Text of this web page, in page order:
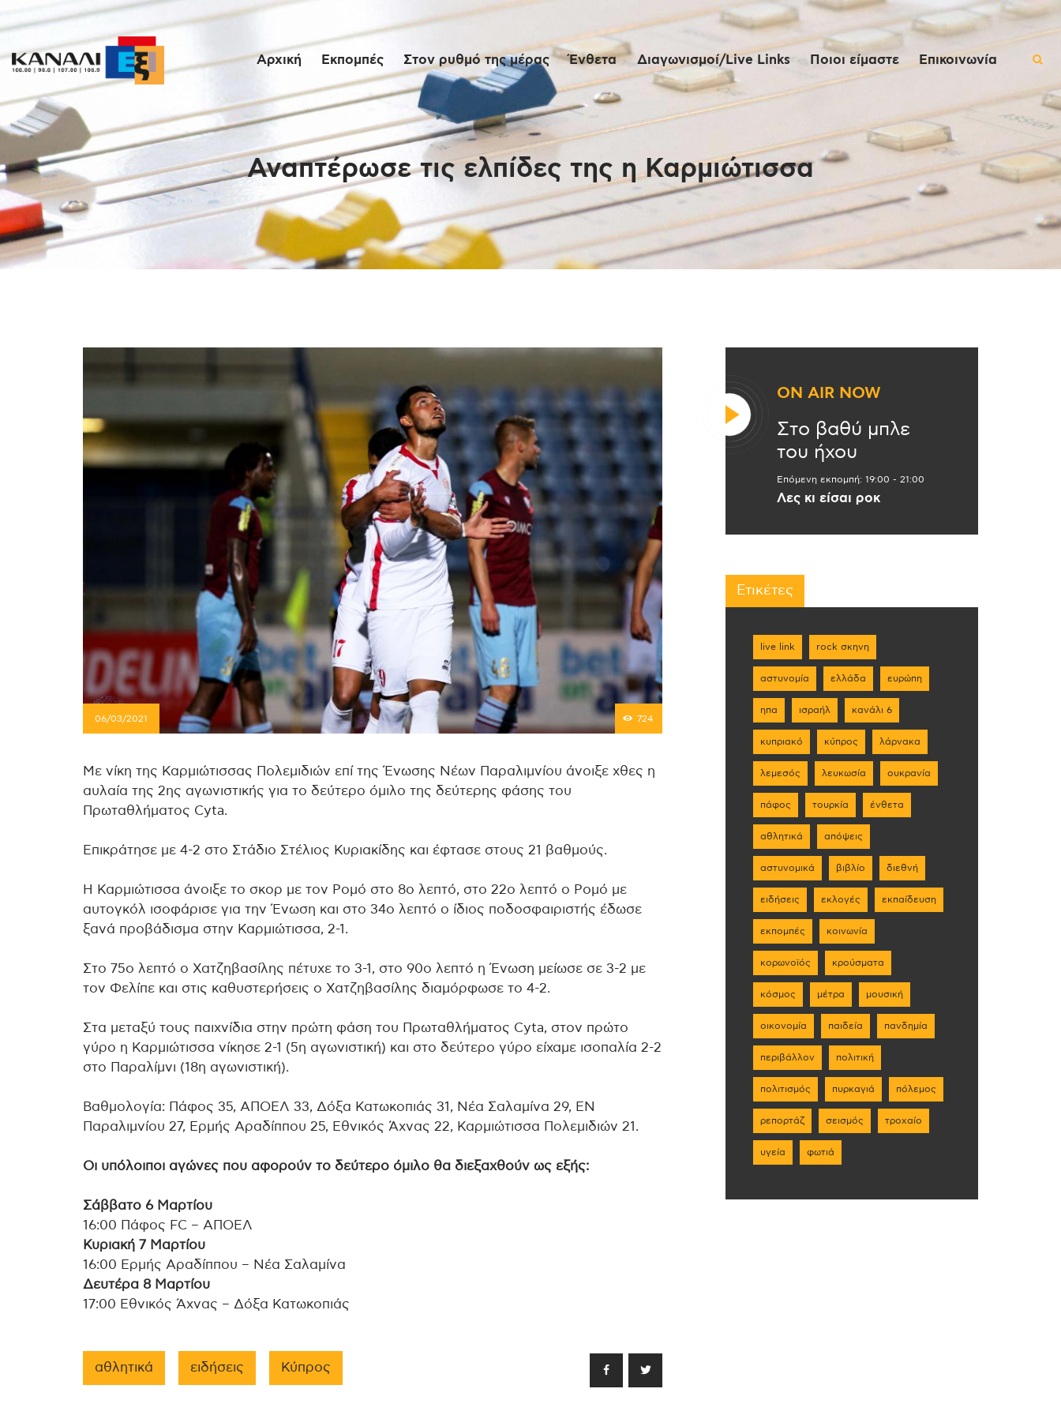
Αρχική Εκπομπές Στον ρυθμό της μέρας Ένθετα Διαγωνισμοί/Live Links Ποιοι είμαστε Επικοινωνία
Αναπτέρωσε τις ελπίδες της η Καρμιώτισσα
Αρχική
Εκπομπές
Στον ρυθμό της
μέρας
Ένθετα
Διαγωνισμοί/Live
06/03/2021 724
Με νίκη της Καρμιώτισσας Πολεμιδιών επί της Ένωσης Νέων Παραλιμνίου άνοιξε χθες η
αυλαία της 2ης αγωνιστικής για το δεύτερο όμιλο της δεύτερης φάσης του
Πρωταθλήματος Cyta.
Επικράτησε με 4-2 στο Στάδιο Στέλιος Κυριακίδης και έφτασε στους 21 βαθμούς.
Η Καρμιώτισσα άνοιξε το σκορ με τον Ρομό στο 8ο λεπτό, στο 22ο λεπτό ο Ρομό με
αυτογκόλ ισοφάρισε για την Ένωση και στο 34ο λεπτό ο ίδιος ποδοσφαιριστής έδωσε
ξανά προβάδισμα στην Καρμιώτισσα, 2-1.
Στο 75ο λεπτό ο Χατζηβασίλης πέτυχε το 3-1, στο 90ο λεπτό η Ένωση μείωσε σε 3-2 με
τον Φελίπε και στις καθυστερήσεις ο Χατζηβασίλης διαμόρφωσε το 4-2.
Στα μεταξύ τους παιχνίδια στην πρώτη φάση του Πρωταθλήματος Cyta, στον πρώτο
γύρο η Καρμιώτισσα νίκησε 2-1 (5η αγωνιστική) και στο δεύτερο γύρο είχαμε ισοπαλία 2-2
στο Παραλίμνι (18η αγωνιστική).
Βαθμολογία: Πάφος 35, ΑΠΟΕΛ 33, Δόξα Κατωκοπιάς 31, Νέα Σαλαμίνα 29, ΕΝ
Παραλιμνίου 27, Ερμής Αραδίππου 25, Εθνικός Άχνας 22, Καρμιώτισσα Πολεμιδιών 21.
Οι υπόλοιποι αγώνες που αφορούν το δεύτερο όμιλο θα διεξαχθούν ως εξής:
Σάββατο 6 Μαρτίου
16:00 Πάφος FC – ΑΠΟΕΛ
Κυριακή 7 Μαρτίου
16:00 Ερμής Αραδίππου – Νέα Σαλαμίνα
Δευτέρα 8 Μαρτίου
17:00 Εθνικός Άχνας – Δόξα Κατωκοπιάς
αθλητικά ειδήσεις Κύπρος
ON AIR NOW
Στο βαθύ μπλε
του ήχου
Επόμενη εκπομπή: 19:00 - 21:00
Λες κι είσαι ροκ
Ετικέτες
live link rock σκηνη
αστυνομία ελλάδα ευρώπη
ηπα ισραήλ κανάλι 6
κυπριακό κύπρος λάρνακα
λεμεσός λευκωσία ουκρανία
πάφος τουρκία ένθετα
αθλητικά απόψεις
αστυνομικά βιβλίο διεθνή
ειδήσεις εκλογές εκπαίδευση
εκπομπές κοινωνία
κορωνοϊός κρούσματα
κόσμος μέτρα μουσική
οικονομία παιδεία πανδημία
περιβάλλον πολιτική
πολιτισμός πυρκαγιά πόλεμος
ρεπορτάζ σεισμός τροχαίο
υγεία φωτιά